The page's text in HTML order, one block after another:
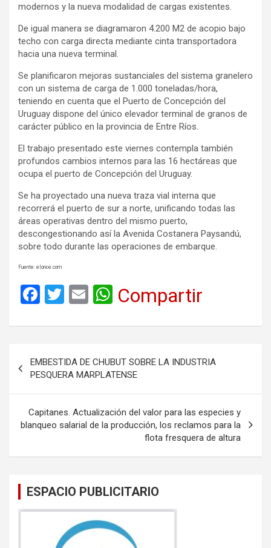
modernos y la nueva modalidad de cargas existentes.
De igual manera se diagramaron 4.200 M2 de acopio bajo
techo con carga directa mediante cinta transportadora
hacia una nueva terminal.
Se planificaron mejoras sustanciales del sistema granelero
con un sistema de carga de 1.000 toneladas/hora,
teniendo en cuenta que el Puerto de Concepción del
Uruguay dispone del único elevador terminal de granos de
carácter público en la provincia de Entre Ríos.
El trabajo presentado este viernes contempla también
profundos cambios internos para las 16 hectáreas que
ocupa el puerto de Concepción del Uruguay.
Se ha proyectado una nueva traza vial interna que
recorrerá el puerto de sur a norte, unificando todas las
áreas operativas dentro del mismo puerto,
descongestionando así la Avenida Costanera Paysandú,
sobre todo durante las operaciones de embarque.
Fuente: elonce.com
F
ce
b
o
o
k
T
tt
er
E
ail
W
at
s
A
p
p
Compartir
de
entradas
EMBESTIDA DE CHUBUT SOBRE LA INDUSTRIA
PESQUERA MARPLATENSE
Capitanes. Actualización del valor para las especies y
blanqueo salarial de la producción, los reclamos para la
flota fresquera de altura
ESPACIO PUBLICITARIO